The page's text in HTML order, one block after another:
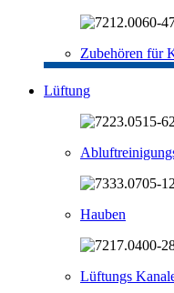
Zubehören für
Lüftung
Hauben
Lüftungs